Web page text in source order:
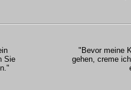
Sie
"Bevor meine
gehen, creme